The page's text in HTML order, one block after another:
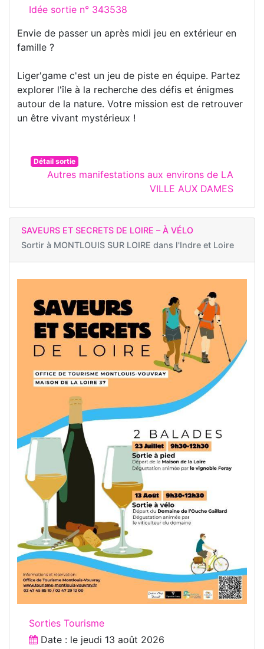
Idée sortie n° 343538
Envie de passer un après midi jeu en extérieur en
famille ?
Liger'game c'est un jeu de piste en équipe. Partez
explorer l'île à la recherche des défis et énigmes
autour de la nature. Votre mission est de retrouver
un être vivant mystérieux !
Détail sortie
Autres manifestations aux environs de LA
VILLE AUX DAMES
SAVEURS ET SECRETS DE LOIRE – À VÉLO
Sortir à MONTLOUIS SUR LOIRE dans l'Indre et Loire
Sorties Tourisme
Date : le jeudi 13 août 2026